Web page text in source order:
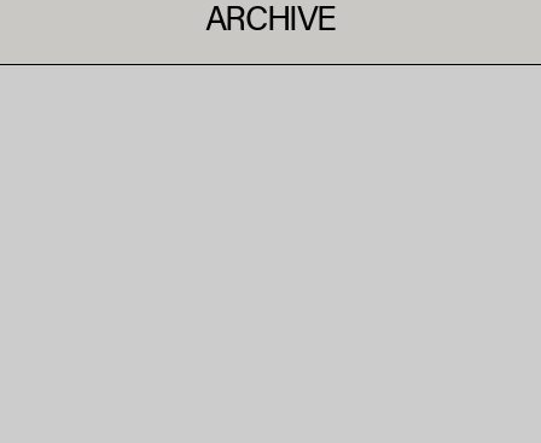
ARCHIVE